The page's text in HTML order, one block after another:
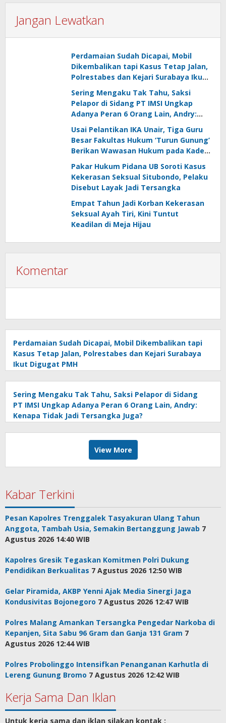
Jangan Lewatkan
Perdamaian Sudah Dicapai, Mobil
Dikembalikan tapi Kasus Tetap Jalan,
Polrestabes dan Kejari Surabaya Ikut
Digugat PMH
Sering Mengaku Tak Tahu, Saksi
Pelapor di Sidang PT IMSI Ungkap
Adanya Peran 6 Orang Lain, Andry:
Kenapa Tidak Jadi Tersangka Juga?
Usai Pelantikan IKA Unair, Tiga Guru
Besar Fakultas Hukum ‘Turun Gunung’
Berikan Wawasan Hukum pada Kades
se Kabupaten Gresik
Pakar Hukum Pidana UB Soroti Kasus
Kekerasan Seksual Situbondo, Pelaku
Disebut Layak Jadi Tersangka
Empat Tahun Jadi Korban Kekerasan
Seksual Ayah Tiri, Kini Tuntut
Keadilan di Meja Hijau
Komentar
Perdamaian Sudah Dicapai, Mobil Dikembalikan tapi
Kasus Tetap Jalan, Polrestabes dan Kejari Surabaya
Ikut Digugat PMH
Sering Mengaku Tak Tahu, Saksi Pelapor di Sidang
PT IMSI Ungkap Adanya Peran 6 Orang Lain, Andry:
Kenapa Tidak Jadi Tersangka Juga?
View More
Kabar Terkini
Pesan Kapolres Trenggalek Tasyakuran Ulang Tahun
Anggota, Tambah Usia, Semakin Bertanggung Jawab 7
Agustus 2026 14:40 WIB
Kapolres Gresik Tegaskan Komitmen Polri Dukung
Pendidikan Berkualitas 7 Agustus 2026 12:50 WIB
Gelar Piramida, AKBP Yenni Ajak Media Sinergi Jaga
Kondusivitas Bojonegoro 7 Agustus 2026 12:47 WIB
Polres Malang Amankan Tersangka Pengedar Narkoba di
Kepanjen, Sita Sabu 96 Gram dan Ganja 131 Gram 7
Agustus 2026 12:44 WIB
Polres Probolinggo Intensifkan Penanganan Karhutla di
Lereng Gunung Bromo 7 Agustus 2026 12:42 WIB
Kerja Sama Dan Iklan
Untuk kerja sama dan iklan silakan kontak :